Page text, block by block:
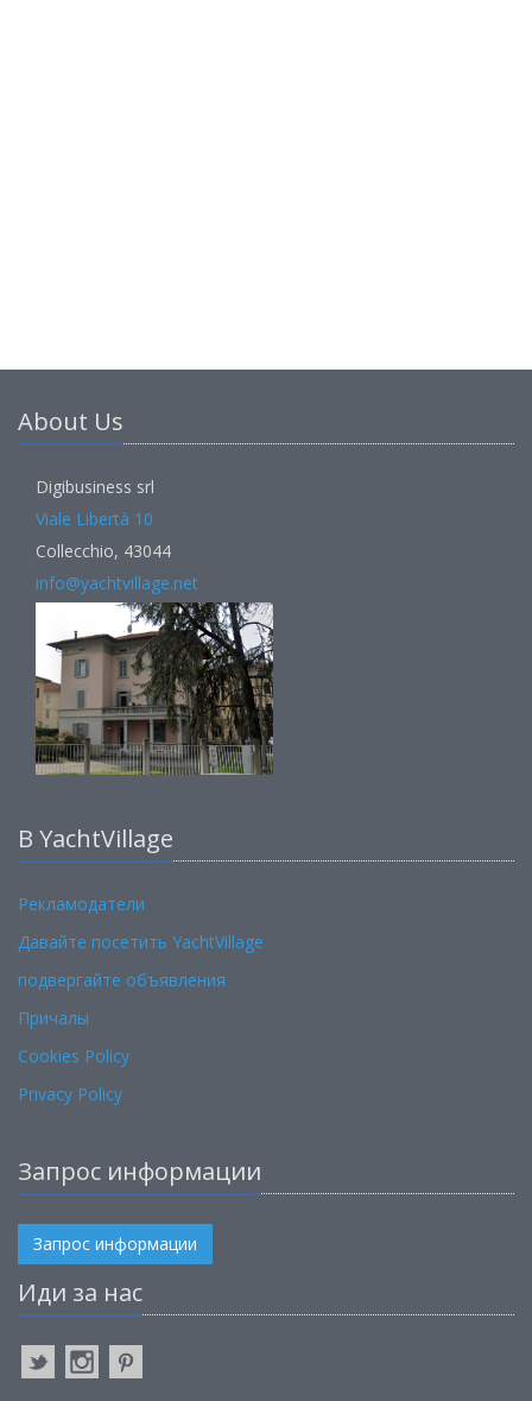
About Us
Digibusiness srl
Viale Libertà 10
Collecchio, 43044
info@yachtvillage.net
В YachtVillage
Рекламодатели
Давайте посетить YachtVillage
подвергайте объявления
Причалы
Cookies Policy
Privacy Policy
Запрос информации
Запрос информации
Иди за нас